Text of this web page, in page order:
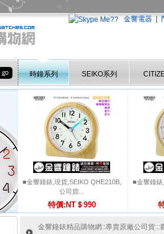
金響電器
時鐘系列 SEIKO系列
■金響鐘錶,現貨,SEIKO QHE210B,
公司貨...
特價:NT＄990
■金響鐘錶
金響鐘錶精品購物網::專賣原廠公司貨